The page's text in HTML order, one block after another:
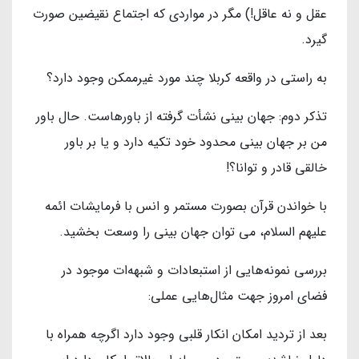
عقل و نه عاقل!) مگر در مواردی که اجتماع نقیضین صورت
گیرد.
به راستی در واقعه کربلا چند مورد غیرممکن وجود دارد؟
تذکر دوم: جهان بینی نشأت گرفته از باورهاست. حال باور
من بر جهان بینی محدود خود تکیه دارد و یا بر باور
خالقی قادر و توانا؟!
با خواندن قرآن بصورت مستمر و انس با فرمایشات ائمه
علیهم السلام، می توان جهان بینی را وسعت بخشید.
بررسی نمونه‌هایی از استبعادات و شبهه‌ات موجود در
فضای امروز جهت مثال‌هایی عملی:
بعد از تردید امکان انکار قلبی وجود دارد اگرچه همراه با